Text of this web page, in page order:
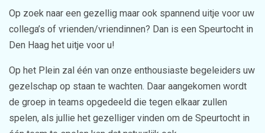
Op zoek naar een gezellig maar ook spannend uitje voor uw
collega’s of vrienden/vriendinnen? Dan is een Speurtocht in
Den Haag het uitje voor u!
Op het Plein zal één van onze enthousiaste begeleiders uw
gezelschap op staan te wachten. Daar aangekomen wordt
de groep in teams opgedeeld die tegen elkaar zullen
spelen, als jullie het gezelliger vinden om de Speurtocht in